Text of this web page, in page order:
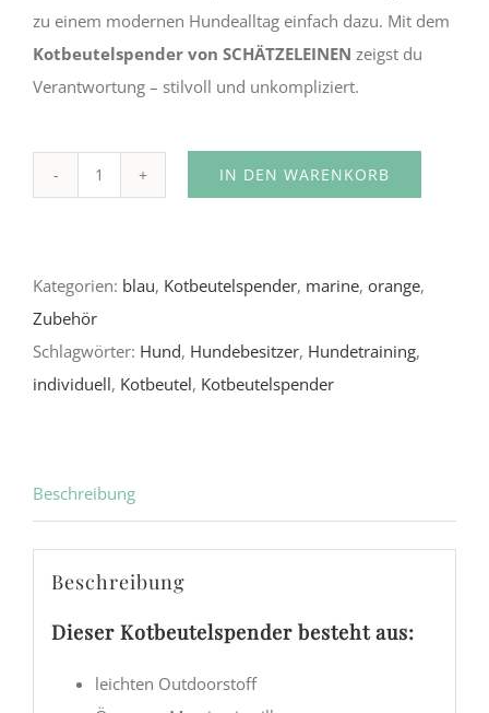
zu einem modernen Hundealltag einfach dazu. Mit dem
Kotbeutelspender von SCHÄTZELEINEN zeigst du
Verantwortung – stilvoll und unkompliziert.
orange
IN DEN WARENKORB
Kategorien: blau, Kotbeutelspender, marine, orange,
Zubehör
Schlagwörter: Hund, Hundebesitzer, Hundetraining,
individuell, Kotbeutel, Kotbeutelspender
Beschreibung
Beschreibung
Dieser Kotbeutelspender besteht aus:
leichten Outdoorstoff